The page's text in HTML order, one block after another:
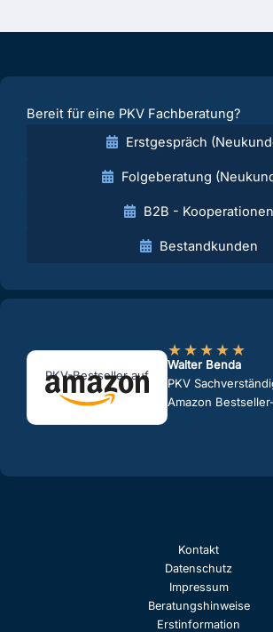
Bereit für eine PKV Fachberatung?
Erstgespräch
Folgeberatung
B2B - Kooperationen
Bestandkunden
PKV-Bestseller auf
★★★★★
Walter Benda
PKV
Amazon
Kontakt
Datenschutz
Impressum
Beratungshinweise
Erstinformation